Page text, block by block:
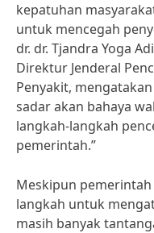
kepatuhan
untuk mencegah
dr. dr. Tjandra Yoga
Direktur Jenderal
Penyakit,
sadar akan bahaya
langkah-langkah
pemerintah.”
Meskipun
langkah untuk
masih banyak